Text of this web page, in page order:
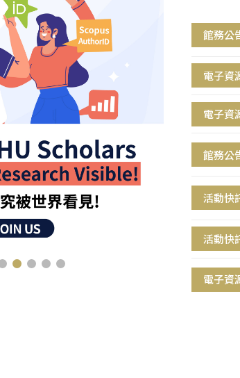
館務公
電子資
電子資
館務公
活動快
活動快
電子資